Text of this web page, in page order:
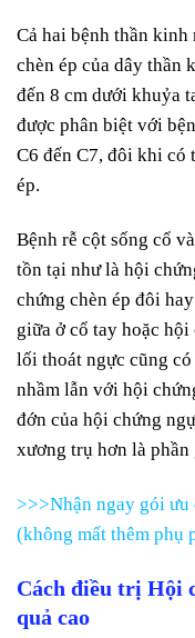
Cả hai bệnh thần
chèn ép của dây thần
đến 8 cm dưới khuỷa
được phân biệt với
C6 đến C7, đôi khi
ép.
Bệnh rễ cột sống cổ
tồn tại như là hội
chứng chèn ép đôi
giữa ở cổ tay hoặc
lối thoát ngực cũng
nhầm lẫn với hội
đớn của hội chứng
xương trụ hơn là phần
>>>Nhận ngay gói
(không mất thêm phụ
Cách điều trị Hội
quả cao